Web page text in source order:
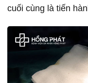
cuối cùng là tiến